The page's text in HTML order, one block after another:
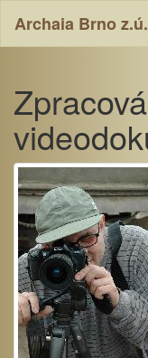
Archaia Brno z.ú.